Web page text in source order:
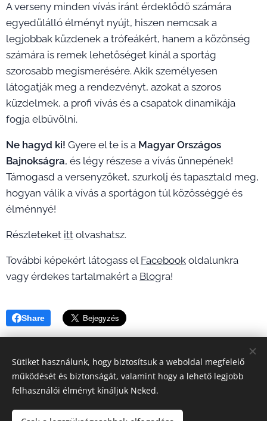
A verseny minden vívás iránt érdeklődő számára
egyedülálló élményt nyújt, hiszen nemcsak a
legjobbak küzdenek a trófeákért, hanem a közönség
számára is remek lehetőséget kínál a sportág
szorosabb megismerésére. Akik személyesen
látogatják meg a rendezvényt, azokat a szoros
küzdelmek, a profi vívás és a csapatok dinamikája
fogja elbűvölni.
Ne hagyd ki! Gyere el te is a Magyar Országos
Bajnokságra, és légy részese a vívás ünnepének!
Támogasd a versenyzőket, szurkolj és tapasztald meg,
hogyan válik a vívás a sportágon túl közösséggé és
élménnyé!
Részleteket itt olvashatsz.
További képekért látogass el Facebook oldalunkra
vagy érdekes tartalmakért a Blogra!
Share
A képeket biztosította: EVC
Sütik
Sütiket használunk, hogy biztosítsuk a weboldal megfelelő
működését és biztonságát, valamint hogy a lehető legjobb
felhasználói élményt kínáljuk Neked.